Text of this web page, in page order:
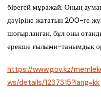
бірегей мұражай. Оның
дәуіріне жататын 200-ге
шоғырланған, бұл оны
ерекше ғылыми-танымдық
https://www.gov.kz/
ws/details/1237315?lang=kk